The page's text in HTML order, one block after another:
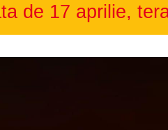
de 17 aprilie,